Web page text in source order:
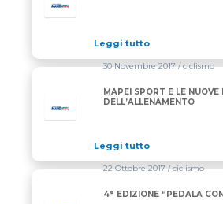
Leggi tutto
30 Novembre 2017/ ciclismo
MAPEI SPORT E LE NUOVE
DELL’ALLENAMENTO
Leggi tutto
22 Ottobre 2017/ ciclismo
4° EDIZIONE “PEDALA